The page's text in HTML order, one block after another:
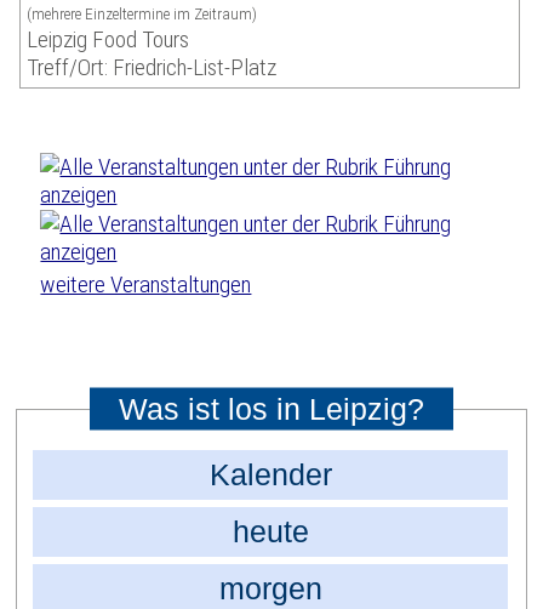
(mehrere Einzeltermine im Zeitraum)
Leipzig Food Tours
Treff/Ort: Friedrich-List-Platz
weitere Veranstaltungen
Was ist los in Leipzig?
Kalender
heute
morgen